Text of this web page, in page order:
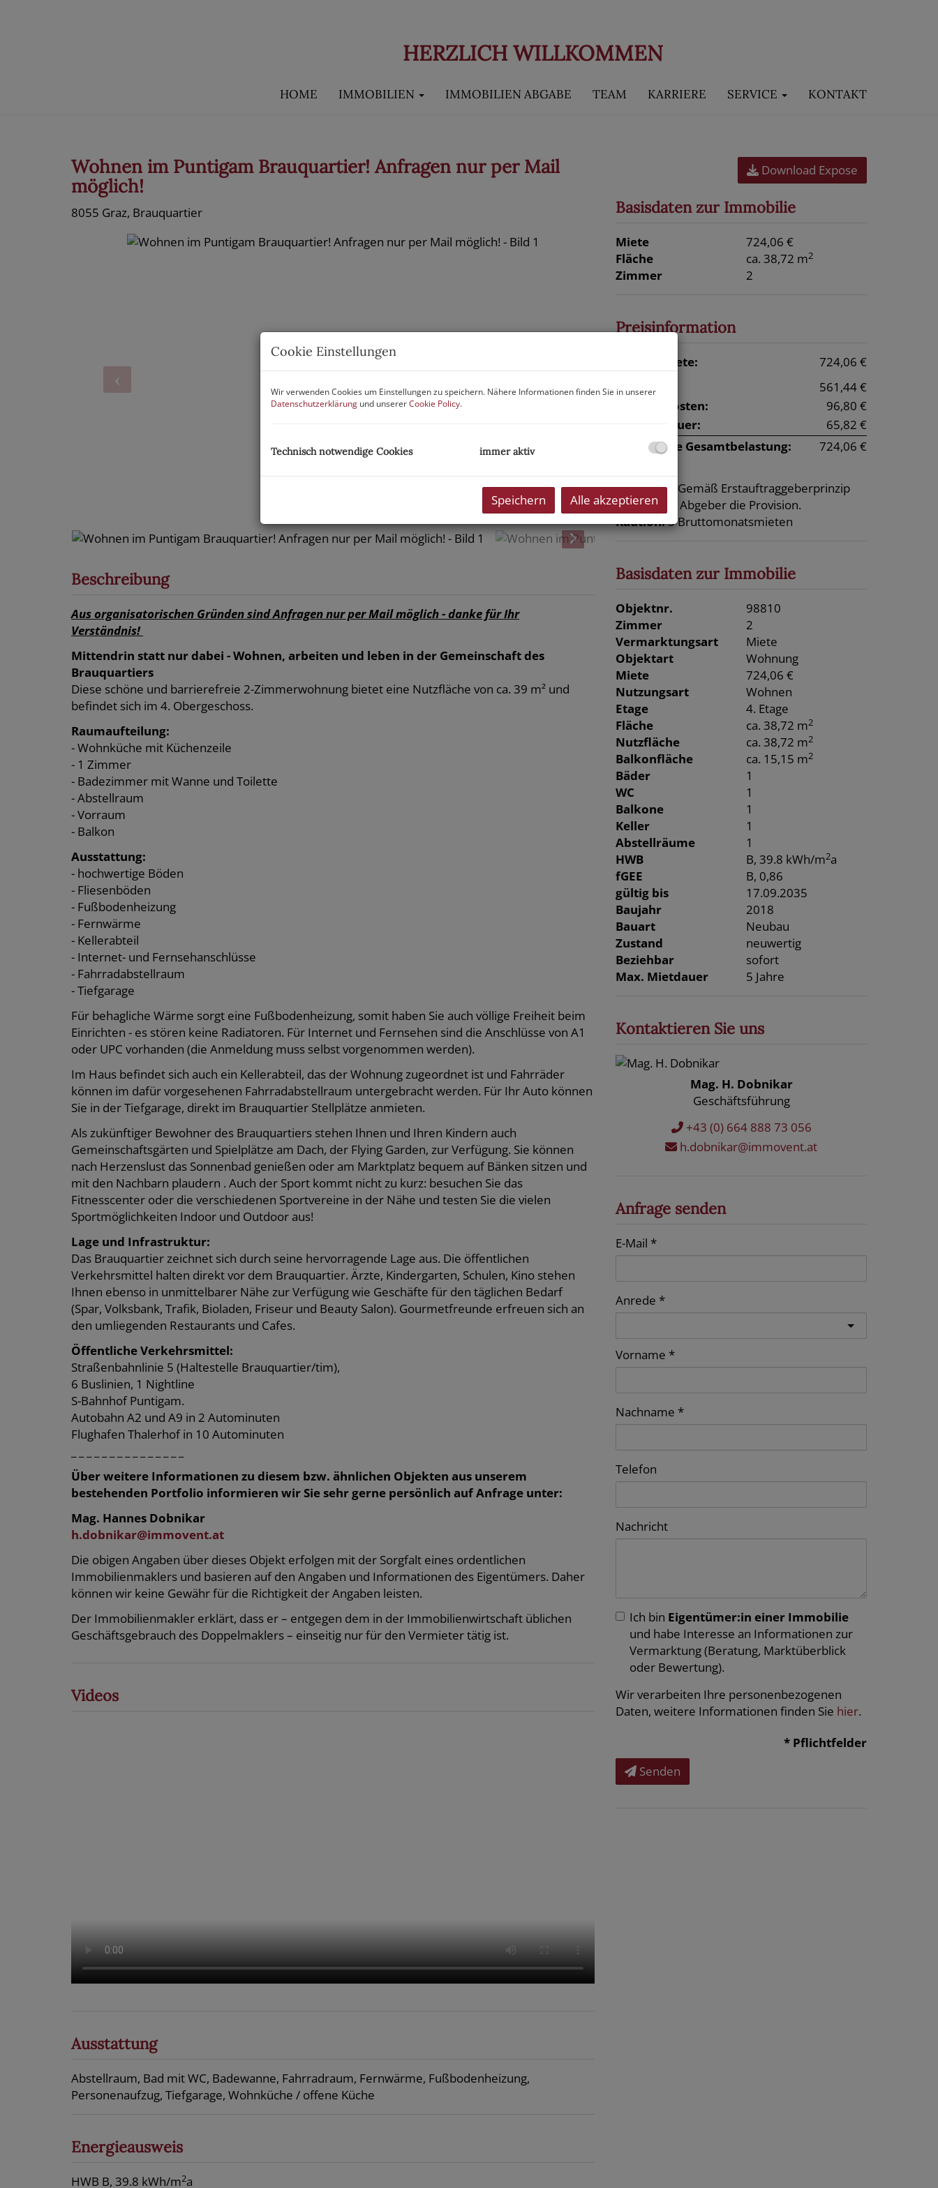
HERZLICH WILLKOMMEN
HOME IMMOBILIEN IMMOBILIEN ABGABE TEAM KARRIERE SERVICE KONTAKT
Wohnen im Puntigam Brauquartier! Anfragen nur per Mail
möglich!
8055 Graz, Brauquartier
Beschreibung
Aus organisatorischen Gründen sind Anfragen nur per Mail möglich - danke für Ihr
Verständnis!
Mittendrin statt nur dabei - Wohnen, arbeiten und leben in der Gemeinschaft des
Brauquartiers
Diese schöne und barrierefreie 2-Zimmerwohnung bietet eine Nutzfläche von ca. 39 m² und
befindet sich im 4. Obergeschoss.
Raumaufteilung:
- Wohnküche mit Küchenzeile
- 1 Zimmer
- Badezimmer mit Wanne und Toilette
- Abstellraum
- Vorraum
- Balkon
Ausstattung:
- hochwertige Böden
- Fliesenböden
- Fußbodenheizung
- Fernwärme
- Kellerabteil
- Internet- und Fernsehanschlüsse
- Fahrradabstellraum
- Tiefgarage
Für behagliche Wärme sorgt eine Fußbodenheizung, somit haben Sie auch völlige Freiheit beim
Einrichten - es stören keine Radiatoren. Für Internet und Fernsehen sind die Anschlüsse von A1
oder UPC vorhanden (die Anmeldung muss selbst vorgenommen werden).
Im Haus befindet sich auch ein Kellerabteil, das der Wohnung zugeordnet ist und Fahrräder
können im dafür vorgesehenen Fahrradabstellraum untergebracht werden. Für Ihr Auto können
Sie in der Tiefgarage, direkt im Brauquartier Stellplätze anmieten.
Als zukünftiger Bewohner des Brauquartiers stehen Ihnen und Ihren Kindern auch
Gemeinschaftsgärten und Spielplätze am Dach, der Flying Garden, zur Verfügung. Sie können
nach Herzenslust das Sonnenbad genießen oder am Marktplatz bequem auf Bänken sitzen und
mit den Nachbarn plaudern . Auch der Sport kommt nicht zu kurz: besuchen Sie das
Fitnesscenter oder die verschiedenen Sportvereine in der Nähe und testen Sie die vielen
Sportmöglichkeiten Indoor und Outdoor aus!
Lage und Infrastruktur:
Das Brauquartier zeichnet sich durch seine hervorragende Lage aus. Die öffentlichen
Verkehrsmittel halten direkt vor dem Brauquartier. Ärzte, Kindergarten, Schulen, Kino stehen
Ihnen ebenso in unmittelbarer Nähe zur Verfügung wie Geschäfte für den täglichen Bedarf
(Spar, Volksbank, Trafik, Bioladen, Friseur und Beauty Salon). Gourmetfreunde erfreuen sich an
den umliegenden Restaurants und Cafes.
Öffentliche Verkehrsmittel:
Straßenbahnlinie 5 (Haltestelle Brauquartier/tim),
6 Buslinien, 1 Nightline
S-Bahnhof Puntigam.
Autobahn A2 und A9 in 2 Autominuten
Flughafen Thalerhof in 10 Autominuten
Über weitere Informationen zu diesem bzw. ähnlichen Objekten aus unserem
bestehenden Portfolio informieren wir Sie sehr gerne persönlich auf Anfrage unter:
Mag. Hannes Dobnikar
h.dobnikar@immovent.at
Die obigen Angaben über dieses Objekt erfolgen mit der Sorgfalt eines ordentlichen
Immobilienmaklers und basieren auf den Angaben und Informationen des Eigentümers. Daher
können wir keine Gewähr für die Richtigkeit der Angaben leisten.
Der Immobilienmakler erklärt, dass er – entgegen dem in der Immobilienwirtschaft üblichen
Geschäftsgebrauch des Doppelmaklers – einseitig nur für den Vermieter tätig ist.
Videos
Ausstattung
Abstellraum Bad mit WC Badewanne Fahrradraum Fernwärme Fußbodenheizung
Personenaufzug Tiefgarage Wohnküche / offene Küche
Energieausweis
HWB B, 39.8 kWh/m2a
Download Expose
Basisdaten zur Immobilie
Miete
724,06 €
Fläche
ca. 38,72 m2
Zimmer 2
Preisinformation
Gesamtmiete:
724,06 €
Miete:
561,44 €
Betriebskosten:
96,80 €
Umsatzsteuer:
65,82 €
monatliche Gesamtbelastung:
724,06 €
Provision:
Gemäß Erstauftraggeberprinzip
bezahlt der Abgeber die Provision.
Kaution:3 Bruttomonatsmieten
Basisdaten zur Immobilie
Objektnr.
98810
Zimmer
2
Vermarktungsart
Miete
Objektart
Wohnung
Miete
724,06 €
Nutzungsart
Wohnen
Etage
4. Etage
Fläche
ca. 38,72 m2
Nutzfläche ca. 38,72 m2
Balkonfläche ca. 15,15 m2
Bäder
1
WC
1
Balkone
1
Keller
1
Abstellräume
1
HWB
B, 39.8 kWh/m2a
fGEE
B, 0,86
gültig bis
17.09.2035
Baujahr
2018
Bauart
Neubau
Zustand
neuwertig
Beziehbar
sofort
Max. Mietdauer
5 Jahre
Kontaktieren Sie uns
Mag. H. Dobnikar
Geschäftsführung
+43 (0) 664 888 73 056
h.dobnikar@immovent.at
Anfrage senden
E-Mail
Anrede
Vorname
Nachname
Telefon
Nachricht
Ich bin Eigentümer:in einer Immobilie
und habe Interesse an Informationen zur
Vermarktung (Beratung, Marktüberblick
oder Bewertung).
Wir verarbeiten Ihre personenbezogenen
Daten, weitere Informationen finden Sie hier.
Senden
* Pflichtfelder
Cookie Einstellungen
Wir verwenden Cookies um Einstellungen zu speichern. Nähere Informationen finden Sie in unserer
Datenschutzerklärung und unsererCookie Policy.
Technisch notwendige Cookies immer aktiv
Speichern Alle akzeptieren